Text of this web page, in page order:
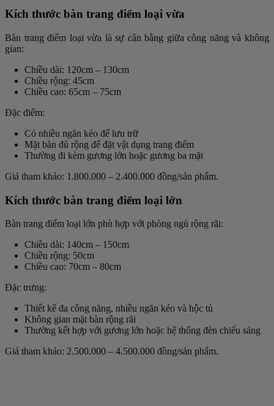
Kích thước bàn trang điểm loại vừa
Bàn trang điểm loại vừa là sự cân bằng giữa công năng và không
gian:
Chiều dài: 120cm – 130cm
Chiều rộng: 45cm
Chiều cao: 65cm – 75cm
Đặc điểm:
Có nhiều ngăn kéo để lưu trữ
Mặt bàn đủ rộng để đặt vật dụng trang điểm
Thường đi kèm gương lớn hoặc gương ba mặt
Giá tham khảo: 1.800.000 – 2.400.000 đồng/sản phẩm.
Kích thước bàn trang điểm loại lớn
Bàn trang điểm loại lớn phù hợp với phòng ngủ rộng rãi:
Chiều dài: 140cm – 150cm
Chiều rộng: 50cm
Chiều cao: 70cm – 80cm
Đặc trưng:
Thiết kế đa công năng, nhiều ngăn kéo và hộc tủ
Không gian mặt bàn rộng rãi
Thường kết hợp với gương lớn hoặc hệ thống đèn chiếu sáng
Giá tham khảo: 2.500.000 – 4.500.000 đồng/sản phẩm.